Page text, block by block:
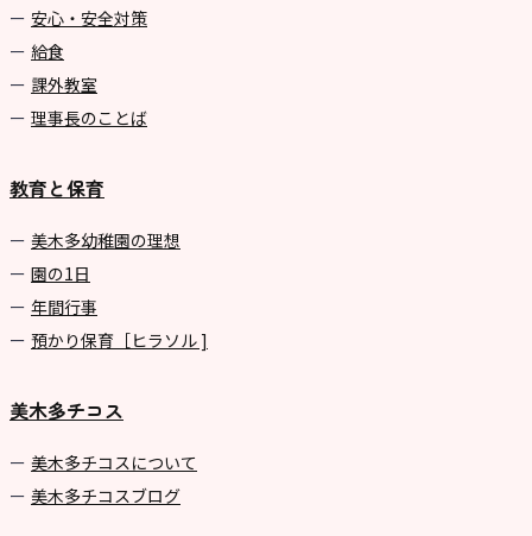
安心・安全対策
給食
課外教室
理事長のことば
教育と保育
美⽊多幼稚園の理想
園の1⽇
年間⾏事
預かり保育［ヒラソル ]
美木多チコス
美⽊多チコスについて
美⽊多チコスブログ
社会福祉法人野田福祉会